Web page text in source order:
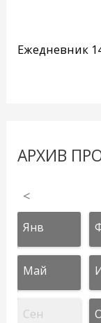
Ежедневник
АРХИВ
<
Янв
Май
Сен